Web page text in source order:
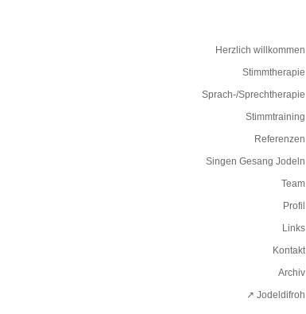
Herzlich willkommen
Stimmtherapie
Sprach-/Sprechtherapie
Stimmtraining
Referenzen
Singen Gesang Jodeln
Team
Profil
Links
Kontakt
Archiv
↗ Jodeldifroh︎